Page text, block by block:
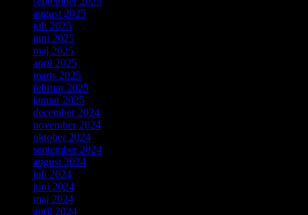
august 2025
juli 2025
juni 2025
maj 2025
april 2025
marts 2025
februar 2025
januar 2025
december 2024
november 2024
oktober 2024
september 2024
august 2024
juli 2024
juni 2024
maj 2024
april 2024